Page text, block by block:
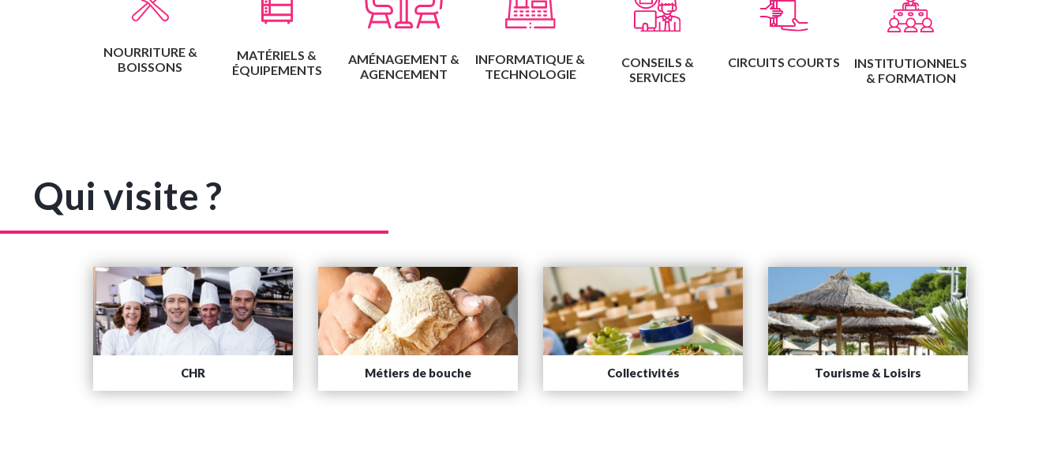
NOURRITURE &
BOISSONS
MATÉRIELS &
ÉQUIPEMENTS
AMÉNAGEMENT &
AGENCEMENT
INFORMATIQUE &
TECHNOLOGIE
CONSEILS &
SERVICES
CIRCUITS COURTS
INSTITUTIONNELS
& FORMATION
Qui visite ?
CHR Métiers de bouche Collectivités Tourisme & Loisirs